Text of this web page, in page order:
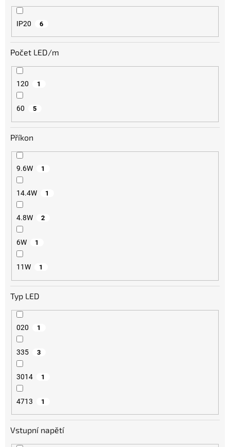
IP20 6
Počet LED/m
120 1
60 5
Příkon
9.6W 1
14.4W 1
4.8W 2
6W 1
11W 1
Typ LED
020 1
335 3
3014 1
4713 1
Vstupní napětí